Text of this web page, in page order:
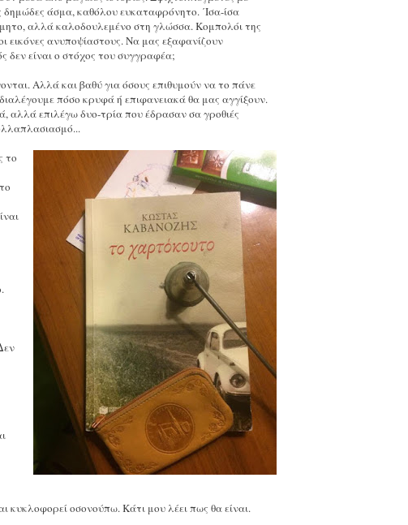
άσμα, καθόλου ευκαταφρόνητο. ΄Ισα-ίσα
αλλά καλοδουλεμένο στη γλώσσα. Κομπολόι της
εικόνες ανυποψίαστους. Να μας εξαφανίζουν
δεν είναι ο στόχος του συγγραφέα;
Αλλά και βαθύ για όσους επιθυμούν να το πάνε
πόσο κρυφά ή επιφανειακά θα μας αγγίξουν.
αλλά επιλέγω δυο-τρία που έδρασαν σα γροθιές
το
οσονούπω. Κάτι μου λέει πως θα είναι.